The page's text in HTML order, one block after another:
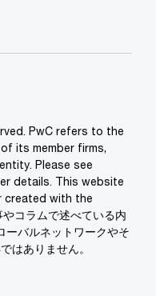
PwC refers to the
its member firms,
Please see
details. This website
created with the
コラムで述べている内
バルネットワークやそ
はありません。